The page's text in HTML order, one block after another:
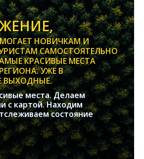
НОВИЧКАМ И
САМОСТОЯТЕЛЬНО
КРАСИВЫЕ МЕСТА
УЖЕ В
места. Делаем
с картой. Находим
состояние